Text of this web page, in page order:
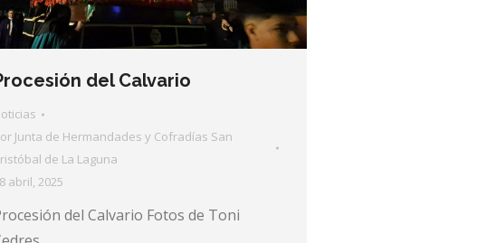
del Calvario
Junta de Hermandades y Cofradías San
de La Laguna
abril, 2025
del Calvario Fotos de Toni